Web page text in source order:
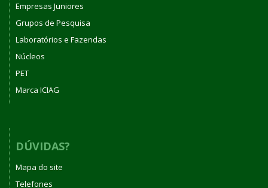
Empresas Juniores
Grupos de Pesquisa
Laboratórios e Fazendas
Núcleos
PET
Marca ICIAG
DÚVIDAS?
Mapa do site
Telefones